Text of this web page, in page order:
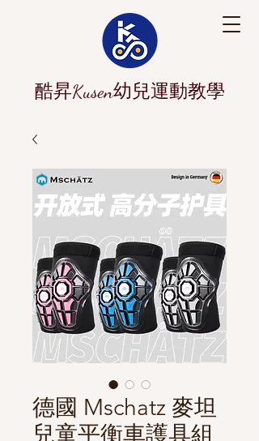
酷昇Kusen幼兒運動教學
德國 Mschatz 麥坦
兒童平衡車護具組